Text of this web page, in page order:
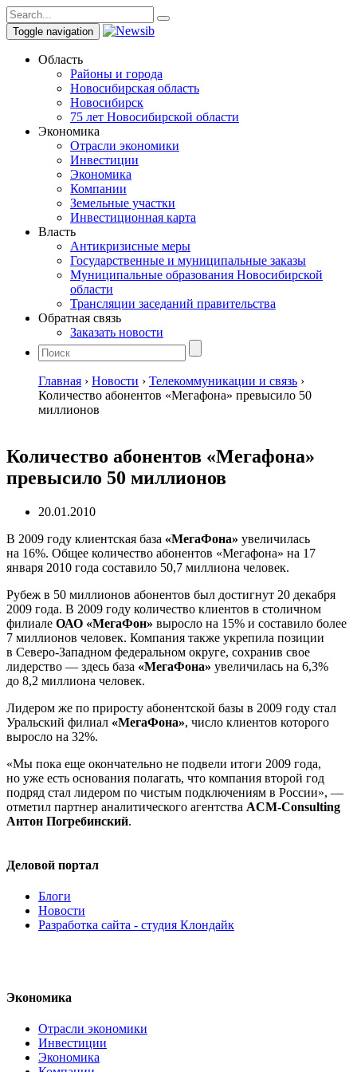
Toggle navigation
Область
Районы и города
Новосибирская область
Новосибирск
75 лет Новосибирской области
Экономика
Отрасли экономики
Инвестиции
Экономика
Компании
Земельные участки
Инвестиционная карта
Власть
Антикризисные меры
Государственные и муниципальные заказы
Муниципальные образования Новосибирской
области
Трансляции заседаний правительства
Обратная связь
Заказать новости
Главная › Новости › Телекоммуникации и связь ›
Количество абонентов «Мегафона» превысило 50
миллионов
Количество абонентов «Мегафона»
превысило 50 миллионов
20.01.2010
В 2009 году клиентская база «МегаФона» увеличилась
на 16%. Общее количество абонентов «Мегафона» на 17
января 2010 года составило 50,7 миллиона человек.
Рубеж в 50 миллионов абонентов был достигнут 20 декабря
2009 года. В 2009 году количество клиентов в столичном
филиале ОАО «МегаФон» выросло на 15% и составило более
7 миллионов человек. Компания также укрепила позиции
в Северо-Западном федеральном округе, сохранив свое
лидерство — здесь база «МегаФона» увеличилась на 6,3%
до 8,2 миллиона человек.
Лидером же по приросту абонентской базы в 2009 году стал
Уральский филиал «МегаФона», число клиентов которого
выросло на 32%.
«Мы пока еще окончательно не подвели итоги 2009 года,
но уже есть основания полагать, что компания второй год
подряд стал лидером по чистым подключениям в России», —
отметил партнер аналитического агентства ACM-Consulting
Антон Погребинский.
Деловой портал
Блоги
Новости
Разработка сайта - студия Клондайк
Экономика
Отрасли экономики
Инвестиции
Экономика